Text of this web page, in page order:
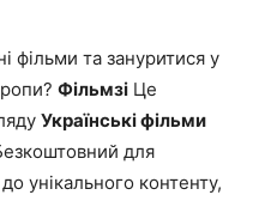
фільми та зануритися у
Фільмзі Це
Українські фільми
для
унікального контенту,